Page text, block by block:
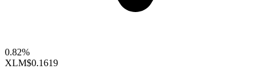
0.82%
XLM$0.1619